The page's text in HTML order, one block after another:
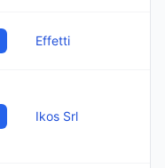
Effetti
Ikos Srl